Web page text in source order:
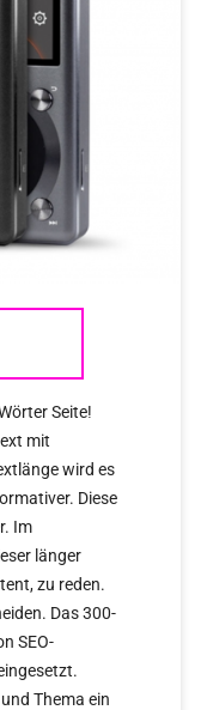
Seite!
mit
wird es
Diese
Im
länger
zu reden.
Das 300-
SEO-
Thema ein